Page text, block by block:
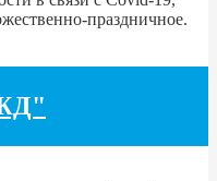
праздничное.